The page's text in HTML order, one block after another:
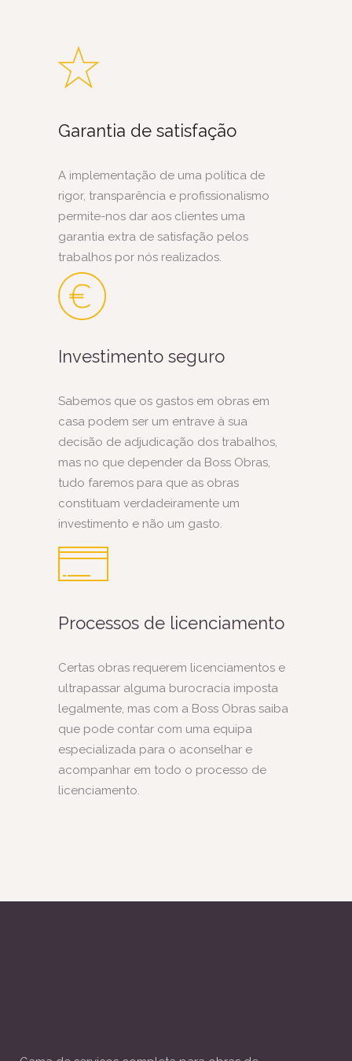
Garantia de satisfação
A implementação de uma política de
rigor, transparência e profissionalismo
permite-nos dar aos clientes uma
garantia extra de satisfação pelos
trabalhos por nós realizados.
Investimento seguro
Sabemos que os gastos em obras em
casa podem ser um entrave à sua
decisão de adjudicação dos trabalhos,
mas no que depender da Boss Obras,
tudo faremos para que as obras
constituam verdadeiramente um
investimento e não um gasto.
Processos de licenciamento
Certas obras requerem licenciamentos e
ultrapassar alguma burocracia imposta
legalmente, mas com a Boss Obras saiba
que pode contar com uma equipa
especializada para o aconselhar e
acompanhar em todo o processo de
licenciamento.